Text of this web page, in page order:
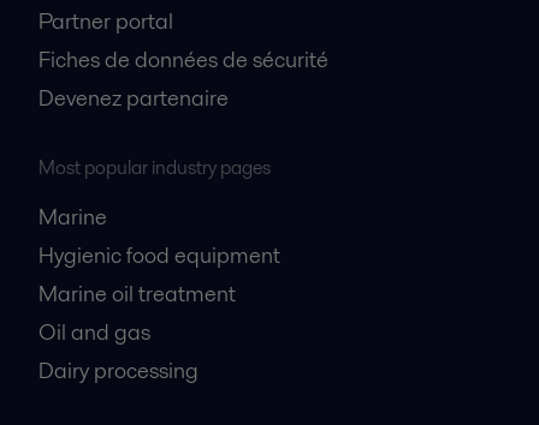
Partner portal
Fiches de données de sécurité
Devenez partenaire
Most popular industry pages
Marine
Hygienic food equipment
Marine oil treatment
Oil and gas
Dairy processing